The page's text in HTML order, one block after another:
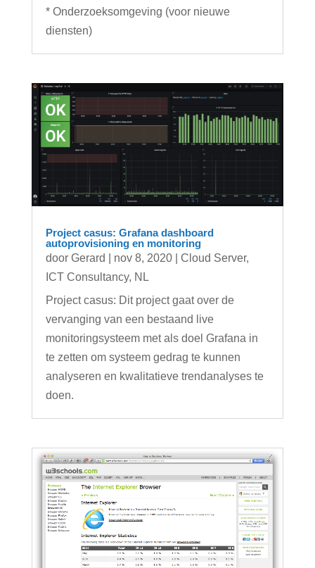
* Onderzoeksomgeving (voor nieuwe
diensten)
Project casus: Grafana dashboard
autoprovisioning en monitoring
door Gerard nov 8, 2020| Cloud Server,
ICT Consultancy, NL
Project casus: Dit project gaat over de
vervanging van een bestaand live
monitoringsysteem met als doel Grafana in
te zetten om systeem gedrag te kunnen
analyseren en kwalitatieve trendanalyses te
doen.